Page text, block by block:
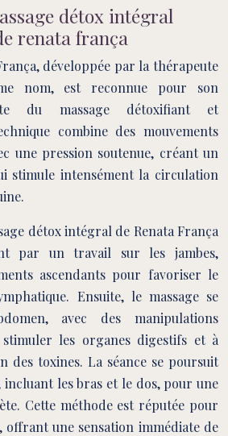
détox intégral
renata frança
développée par la thérapeute
nom, est reconnue pour son
du massage détoxifiant et
combine des mouvements
une pression soutenue, créant un
stimule intensément la circulation
détox intégral de Renata França
par un travail sur les jambes,
ascendants pour favoriser le
Ensuite, le massage se
avec des manipulations
stimuler les organes digestifs et à
des toxines. La séance se poursuit
les bras et le dos, pour une
Cette méthode est réputée pour
offrant une sensation immédiate de